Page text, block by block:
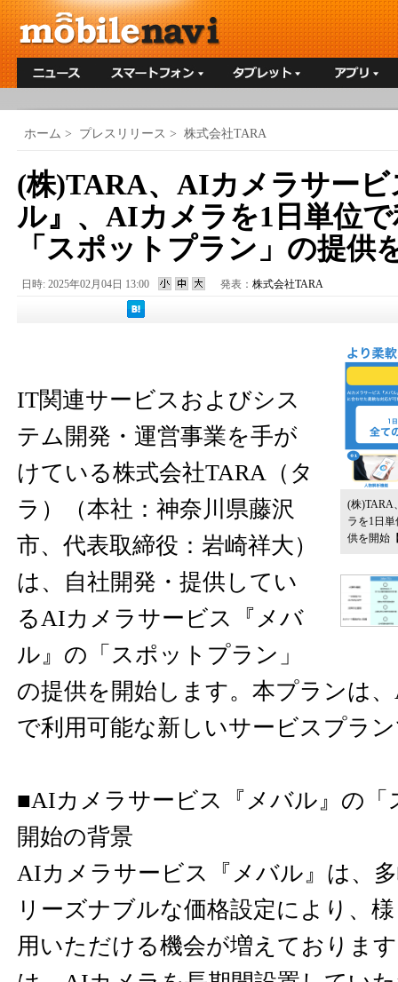
ホーム > プレスリリース > 株式会社TARA
(株)TARA、AIカメラサービ
ル』、AIカメラを1日単位
「スポットプラン」の提供
日時: 2025年02月04日 13:00 発表： 株式会社TARA
(株)TARA
ラを1日
供を開始
IT関連サービスおよびシス
テム開発・運営事業を手が
けている株式会社TARA（タ
ラ）（本社：神奈川県藤沢
市、代表取締役：岩崎祥大）
は、自社開発・提供してい
るAIカメラサービス『メバ
ル』の「スポットプラン」
の提供を開始します。本プランは
で利用可能な新しいサービスプラ
■AIカメラサービス『メバル』の「
開始の背景
AIカメラサービス『メバル』は、
リーズナブルな価格設定により、
用いただける機会が増えておりま